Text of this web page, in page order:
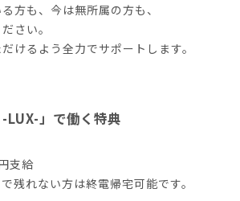
方も、今は無所属の方も、
さい。
けるよう全力でサポートします。
-LUX-」で働く特典
支給
残れない方は終電帰宅可能です。